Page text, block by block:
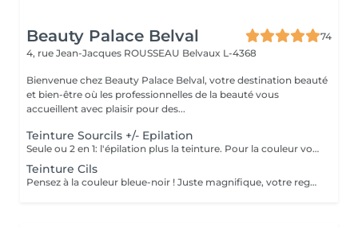
Beauty Palace Belval
74
4, rue Jean-Jacques ROUSSEAU Belvaux L-4368
Bienvenue chez Beauty Palace Belval, votre destination beauté
et bien-être où les professionnelles de la beauté vous
accueillent avec plaisir pour des...
Teinture Sourcils +/- Epilation
Seule ou 2 en 1: l'épilation plus la teinture. Pour la couleur votre institut est au TOP! Car comme chez le coiffeur, nous avons une très grande palette de couleur du blond, brun et noir classique jusqu'au roux, même rouge! Wouah c'est trop bien! Une teinture sourcils permet d'intensifier le regard en colorant les poils de manière semi-permanente. les 24-48 premières heures sont cruciales pour fixer la couleur. Pour un résultat optimal et bonne tenue, voici les recommandations après la prestation. -Evitez l'eau, la vapeur et l'humidité (pas de douche chaude, sauna, piscine, transpiration excessive) -Ne frottez pas vos sourcils et évitez les cotons ou lingettes qui pourraient enlever la teinture -Evitez les produits gras (huile, crème, démaquillant bi-phasé) qui peuvent accélérer la décoloration -Ne faites pas d'exfoliation ou de soins agressifs sur la zone pendant quelques jours -Protégez vos sourcils du soleil pour éviter que la couleur ne s'éclaircisse trop vite -Hydratez avec une huile légère (ricin ou jojoba) après 48h pour nourrir les poils sans altérer la couleur
Teinture Cils
Pensez à la couleur bleue-noir ! Juste magnifique, votre regard sera plus profond et lumineux. Une teinture cils permet d'intensifier le regard en colorant les poils de manière semi-permanente. les 24-48 premières heures sont cruciales pour fixer la couleur. Pour un résultat optimal et bonne tenue, voici les recommandations après la prestation. -Evitez l'eau, la vapeur et l'humidité (pas de douche chaude, sauna, piscine, transpiration excessive) -Ne frottez pas vos cils et évitez les cotons ou lingettes qui pourraient enlever la teinture -Evitez les produits gras (huile, crème, démaquillant bi-phasé) qui peuvent accélérer la décoloration -Protégez vos cils du soleil pour éviter que la couleur ne s'éclaircisse trop vite -Hydratez avec une huile légère (ricin ou jojoba) après 48h pour nourrir les poils sans altérer la couleur En respectant ces recommandation, la teinture tiendra environ 3 à 6 semaines selon votre type de peau et votre routine.